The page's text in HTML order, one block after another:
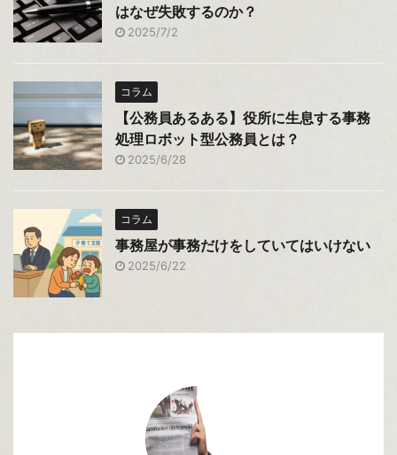
はなぜ失敗するのか？
2025/7/2
コラム
【公務員あるある】役所に生息する事務
処理ロボット型公務員とは？
2025/6/28
コラム
事務屋が事務だけをしていてはいけない
2025/6/22